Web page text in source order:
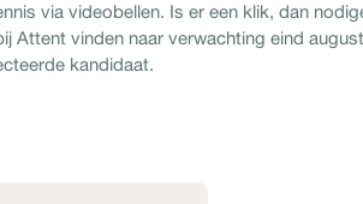
via videobellen. Is er een klik, dan
Attent vinden naar verwachting eind
kandidaat.